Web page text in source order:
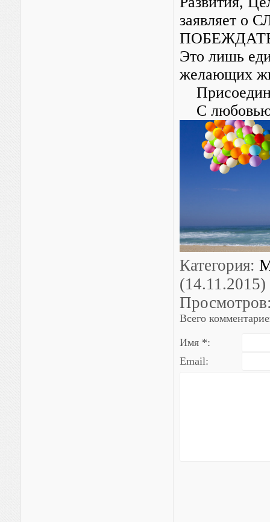
заявляет о
Это лишь
желающих
С
Категория:
(14.11.2015)
Просмотров
Всего
Имя *:
Email: